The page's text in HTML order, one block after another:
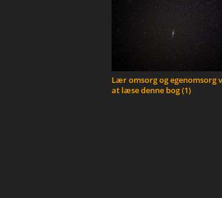
Lær omsorg og egenomsorg
at læse denne bog (1)